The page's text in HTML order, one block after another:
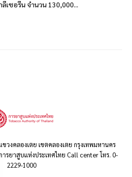
เซอรีน จำนวน 130,000...
วงคลองเตย เขตคลองเตย กรุงเทพมหานคร
รยาสูบแห่งประเทศไทย Call center โทร. 0-
2229-1000